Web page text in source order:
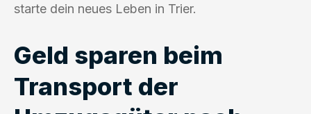
starte dein neues Leben in Trier.
Geld sparen beim
Transport der